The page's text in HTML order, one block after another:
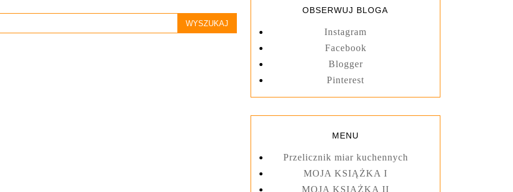
OBSERWUJ BLOGA
Instagram
Facebook
Blogger
Pinterest
MENU
Przelicznik miar kuchennych
MOJA KSIĄŻKA I
MOJA KSIĄŻKA II